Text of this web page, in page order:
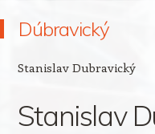
Dúbravický
Stanislav Dubravický
Stanislav